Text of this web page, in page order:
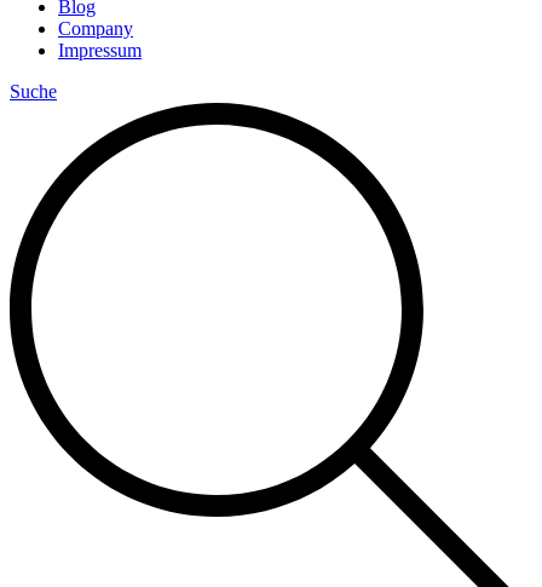
Blog
Company
Impressum
Suche